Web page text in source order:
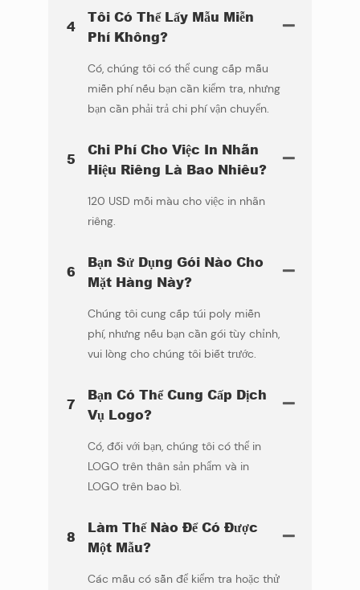
4
Tôi Có Thể Lấy Mẫu Miễn
Phí Không?
Có, chúng tôi có thể cung cấp mẫu
miễn phí nếu bạn cần kiểm tra, nhưng
bạn cần phải trả chi phí vận chuyển.
5
Chi Phí Cho Việc In Nhãn
Hiệu Riêng Là Bao Nhiêu?
120 USD mỗi màu cho việc in nhãn
riêng.
6
Bạn Sử Dụng Gói Nào Cho
Mặt Hàng Này?
Chúng tôi cung cấp túi poly miễn
phí, nhưng nếu bạn cần gói tùy chỉnh,
vui lòng cho chúng tôi biết trước.
7
Bạn Có Thể Cung Cấp Dịch
Vụ Logo?
Có, đối với bạn, chúng tôi có thể in
LOGO trên thân sản phẩm và in
LOGO trên bao bì.
8
Làm Thế Nào Để Có Được
Một Mẫu?
Các mẫu có sẵn để kiểm tra hoặc thử